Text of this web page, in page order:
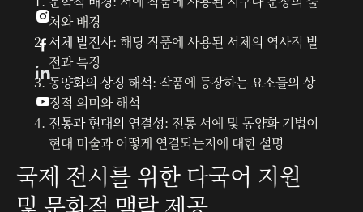
처와 배경
서체 발전사: 해당 작품에 사용된 서체의 역사적 발
전과 특징
동양화의 상징 해석: 작품에 등장하는 요소들의 상
징적 의미와 해석
전통과 현대의 연결성: 전통 서예 및 동양화 기법이
현대 미술과 어떻게 연결되는지에 대한 설명
국제 전시를 위한 다국어 지원
및 문화적 맥락 제공


